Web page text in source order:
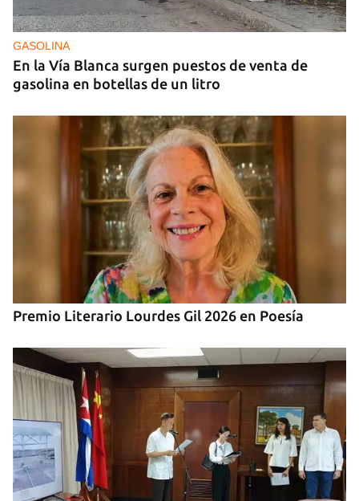
Pese al subregistro de los datos oficiales, Cuba
tiene una alta incidencia de feminicidios
GASOLINA
En la Vía Blanca surgen puestos de venta de
gasolina en botellas de un litro
Premio Literario Lourdes Gil 2026 en Poesía